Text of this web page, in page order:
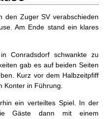
den Zuger SV verabschieden
Am Ende stand ein klares
Conradsdorf schwankte zu
gab es auf beiden Seiten
Kurz vor dem Halbzeitpfiff
Konter in Führung.
ein verteiltes Spiel. In der
Gäste dann mit einem